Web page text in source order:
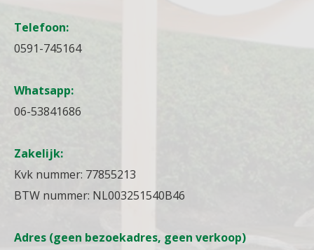
Telefoon:
0591-745164
Whatsapp:
06-53841686
Zakelijk:
Kvk nummer: 77855213
BTW nummer: NL003251540B46
Adres (geen bezoekadres, geen verkoop)